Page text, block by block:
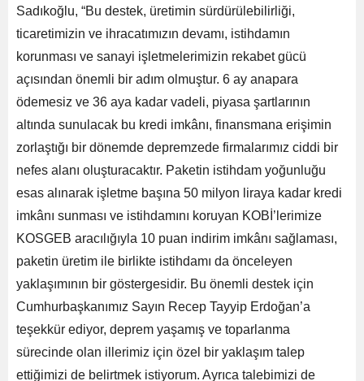
Sadıkoğlu, “Bu destek, üretimin sürdürülebilirliği,
ticaretimizin ve ihracatımızın devamı, istihdamın
korunması ve sanayi işletmelerimizin rekabet gücü
açısından önemli bir adım olmuştur. 6 ay anapara
ödemesiz ve 36 aya kadar vadeli, piyasa şartlarının
altında sunulacak bu kredi imkânı, finansmana erişimin
zorlaştığı bir dönemde depremzede firmalarımız ciddi bir
nefes alanı oluşturacaktır. Paketin istihdam yoğunluğu
esas alınarak işletme başına 50 milyon liraya kadar kredi
imkânı sunması ve istihdamını koruyan KOBİ’lerimize
KOSGEB aracılığıyla 10 puan indirim imkânı sağlaması,
paketin üretim ile birlikte istihdamı da önceleyen
yaklaşımının bir göstergesidir. Bu önemli destek için
Cumhurbaşkanımız Sayın Recep Tayyip Erdoğan’a
teşekkür ediyor, deprem yaşamış ve toparlanma
sürecinde olan illerimiz için özel bir yaklaşım talep
ettiğimizi de belirtmek istiyorum. Ayrıca talebimizi de